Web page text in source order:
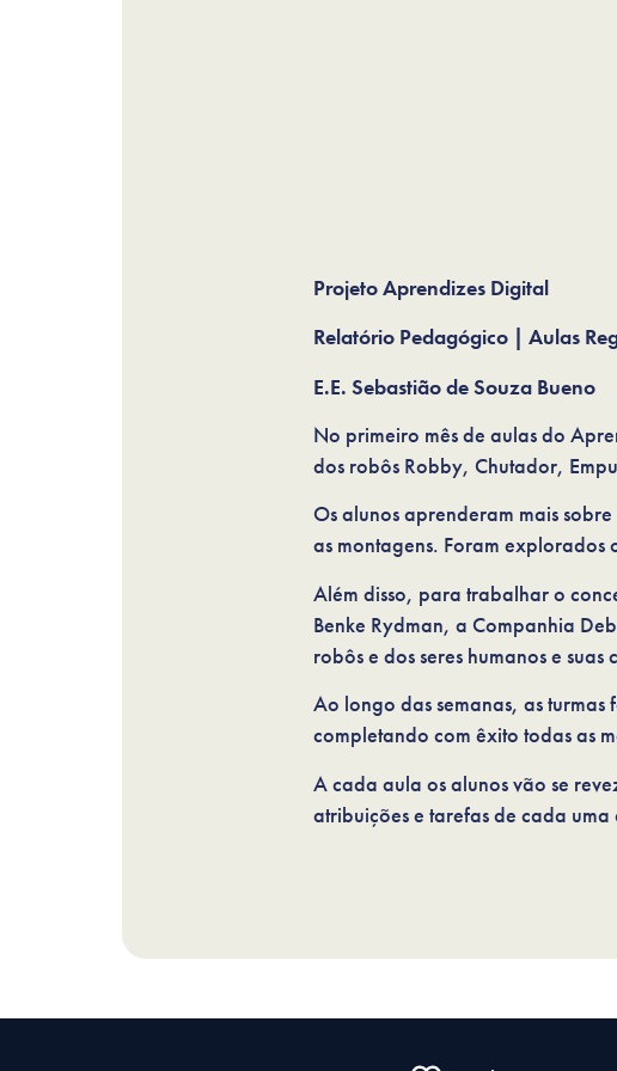
Projeto Aprendizes Digital
Relatório Pedagógico | Aulas
E.E. Sebastião de Souza Bueno
No primeiro mês de aulas do
dos robôs Robby, Chutador,
Os alunos aprenderam mais
as montagens. Foram explorados
Além disso, para trabalhar o
Benke Rydman, a Companhia
robôs e dos seres humanos e
Ao longo das semanas, as
completando com êxito todas as
A cada aula os alunos vão se
atribuições e tarefas de cada